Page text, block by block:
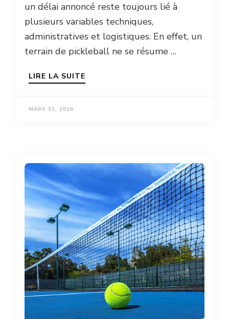
un délai annoncé reste toujours lié à
plusieurs variables techniques,
administratives et logistiques. En effet, un
terrain de pickleball ne se résume …
LIRE LA SUITE
MARS 31, 2026